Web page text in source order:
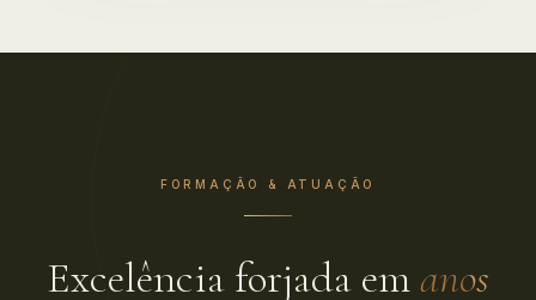
FORMAÇÃO & ATUAÇÃO
Excelência forjada emanos